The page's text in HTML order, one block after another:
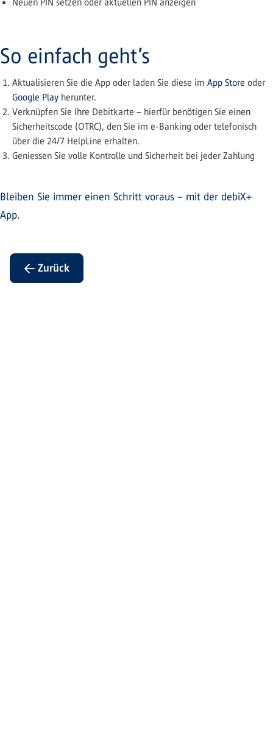
Neuen PIN setzen oder aktuellen PIN anzeigen
So einfach geht’s
Aktualisieren Sie die App oder laden Sie diese im App Store oder
Google Play herunter.
Verknüpfen Sie Ihre Debitkarte – hierfür benötigen Sie einen
Sicherheitscode (OTRC), den Sie im e-Banking oder telefonisch
über die 24/7 HelpLine erhalten.
Geniessen Sie volle Kontrolle und Sicherheit bei jeder Zahlung
Bleiben Sie immer einen Schritt voraus – mit der debiX+
App.
← Zurück